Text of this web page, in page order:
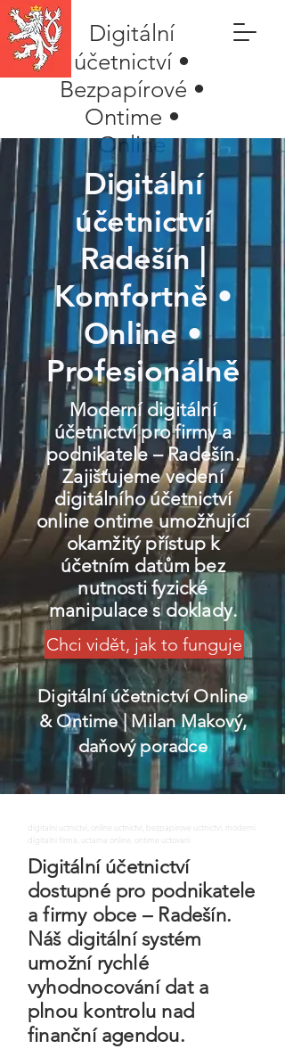
Digitální
účetnictví •
Bezpapírové •
Ontime •
Online
Digitální
účetnictví
Radešín |
Komfortně •
Online •
Profesionálně
Moderní digitální
účetnictví pro firmy a
podnikatele – Radešín.
Zajišťujeme vedení
digitálního účetnictví
online ontime umožňující
okamžitý přístup k
účetním datům bez
nutnosti fyzické
manipulace s doklady.
Chci vidět, jak to funguje
Digitální účetnictví Online
& Ontime| Milan Makový,
daňový poradce
digitalni uctnictvi, online uctnictvi, bezpapirove uctnictvi, moderni
digitalni firma, uctarna online, ontime uctovani
Digitální účetnictví
dostupné pro podnikatele
a firmy obce – Radešín.
Náš digitální systém
umožní rychlé
vyhodnocování dat a
plnou kontrolu nad
finanční agendou.